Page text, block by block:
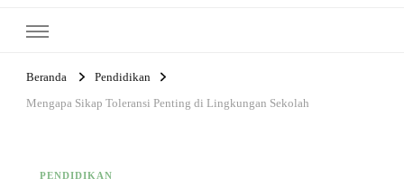
Beranda
Pendidikan
Mengapa Sikap Toleransi Penting di Lingkungan Sekolah
PENDIDIKAN